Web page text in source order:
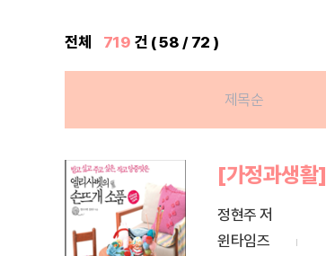
전체 719 건 ( 58 / 72 )
제목순
[가정과생활]
정현주 저
윈타임즈